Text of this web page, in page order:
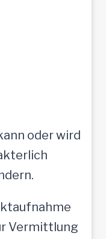
oder wird
Vermittlung